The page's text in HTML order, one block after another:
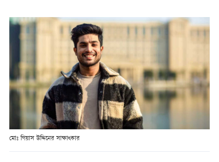
মোঃ গিয়াস উদ্দিনের সাক্ষাত্কার